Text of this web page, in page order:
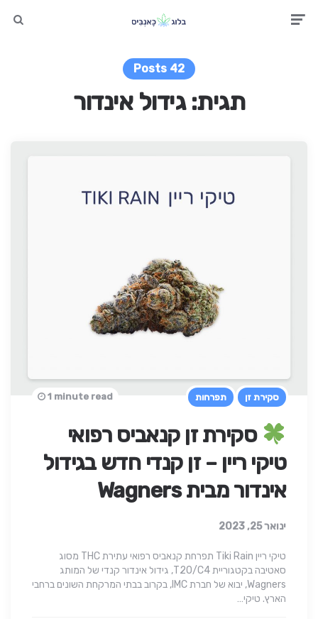
42 Posts
תגית:גידול אינדור
סקירת זן תפרחות
סקירת זן קנאביס רפואי
טיקי ריין – זן קנדי חדש בגידול
אינדור מבית Wagners
ינואר 25, 2023
1 minute read
טיקי ריין Tiki Rain תפרחת קנאביס רפואי עתירת THC מסוג
סאטיבה בקטגוריית T20/C4, גידול אינדור קנדי של המותג
Wagners, יבוא של חברת IMC, בקרוב בבתי המרקחת השונים ברחבי
הארץ. טיקי…